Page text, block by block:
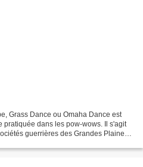
Grass Dance ou Omaha Dance est
dans les pow-wows. Il s'agit
guerrières des Grandes Plaines